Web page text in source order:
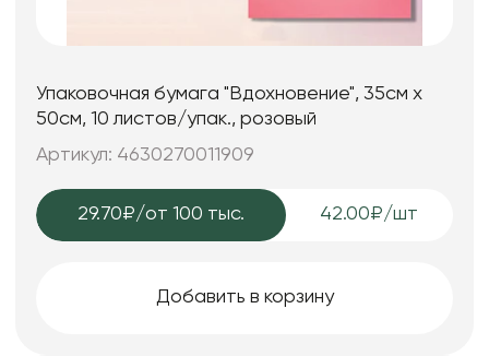
Упаковочная бумага "Вдохновение", 35см х
50см, 10 листов/упак., розовый
Артикул: 4630270011909
29.70₽/от 100 тыс. 42.00₽/шт
Добавить в корзину